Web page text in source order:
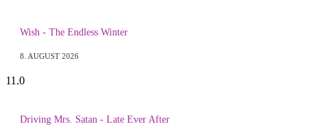
Wish - The Endless Winter
8. AUGUST 2026
11.0
Driving Mrs. Satan - Late Ever After